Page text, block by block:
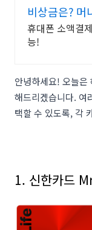
비상금은? 머
휴대폰 소액결
능!
안녕하세요! 오늘은
해드리겠습니다. 여
택할 수 있도록, 각
1. 신한카드